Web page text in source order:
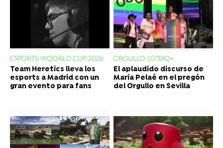
ESPORTS WQORLD CUP 2026
Team Heretics lleva los
esports a Madrid con un
gran evento para fans
ORGULLO LGTBIQ+
El aplaudido discurso de
María Pelaé en el pregón
del Orgullo en Sevilla